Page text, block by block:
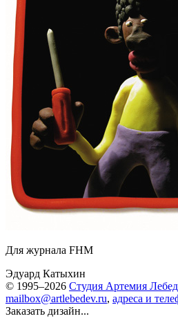
Для журнала FHM
Эдуард Катыхин
© 1995–2026 Студия Артемия
mailbox@artlebedev.ru, адреса и
Заказать дизайн...